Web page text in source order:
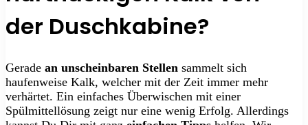
der Duschkabine?
Gerade an unscheinbaren Stellen sammelt sich
haufenweise Kalk, welcher mit der Zeit immer mehr
verhärtet. Ein einfaches Überwischen mit einer
Spülmittellösung zeigt nur eine wenig Erfolg. Allerdings